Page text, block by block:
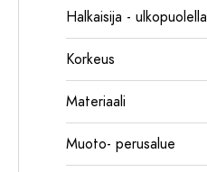
Halkaisija - ulkopuolella
Korkeus
Materiaali
Muoto- perusalue